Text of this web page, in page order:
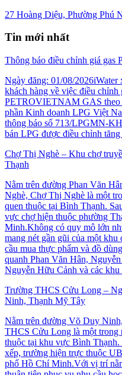
27 Hoàng Diệu, Phường Phú
Tin mới nhất
Thông báo điều chỉnh giá gas
Ngày đăng: 01/08/
khách hàng về việc điều chỉnh
PETROVIETNAM GAS theo
phần Kinh doanh LPG Việt
thông báo số 713/LPGMN-
bán LPG được điều chỉnh
Chợ Thị Nghè – Khu chợ
Thạnh
Nằm trên đường Phan Văn
Nghè, Chợ Thị Nghè là một
quen thuộc tại Bình Thạnh.
vực chợ hiện thuộc phường
Minh.Không có quy mô lớn
mang nét gần gũi của một
cầu mua thực phẩm và đồ
quanh Phan Văn Hân,
Nguyễn Hữu Cảnh và các khu
Trường THCS Cửu Long –
Ninh, Thạnh Mỹ Tây
Nằm trên đường Võ Duy
THCS Cửu Long là một trong
thuộc tại khu vực Bình
xếp, trường hiện trực thuộc
phố Hồ Chí Minh.Với vị trí